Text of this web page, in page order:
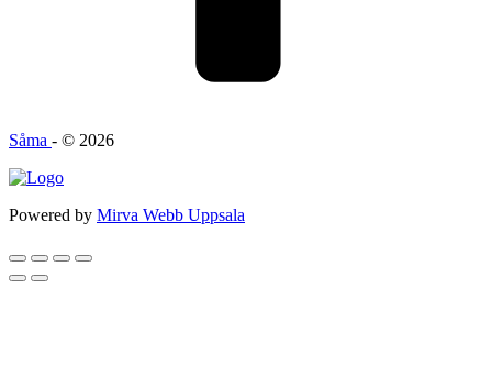
Såma - © 2026
Powered by Mirva Webb Uppsala